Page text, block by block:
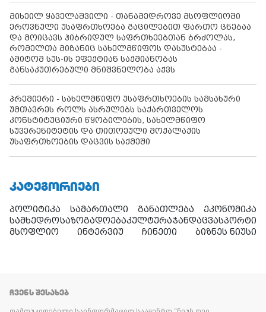
მიხეილ ყაველაშვილი - თანამედროვე მსოფლიოში
ეროვნული უსაფრთხოება გაცილებით ფართო ცნებაა
და მოიცავს ჰიბრიდულ საფრთხეებთან ბრძოლას,
რომელთა მიზანიც სახელმწიფოს დასუსტებაა -
ამიტომ სუს-ის ეფექტიან საქმიანობას
განსაკუთრებული მნიშვნელობა აქვს
პრემიერი - სახელმწიფო უსაფრთხოების სამსახური
უმთავრეს როლს ასრულებს საქართველოს
კონსტიტუციური წყობილების, სახელმწიფო
სუვერენიტეტის და თითოეული მოქალაქის
უსაფრთხოების დაცვის საქმეში
ᲙᲐᲢᲔᲒᲝᲠᲘᲔᲑᲘ
პოლიტიკა სამართალი განათლება
ეკონომიკა
სამხედროსაზოგადოებაკულტურაჯანდაცვასპორტი
მსოფლიო
ინტერვიუ ჩინეთი ბიზნეს ნიუსი
ᲩᲕᲔᲜᲡ ᲨᲔᲡᲐᲮᲔᲑ